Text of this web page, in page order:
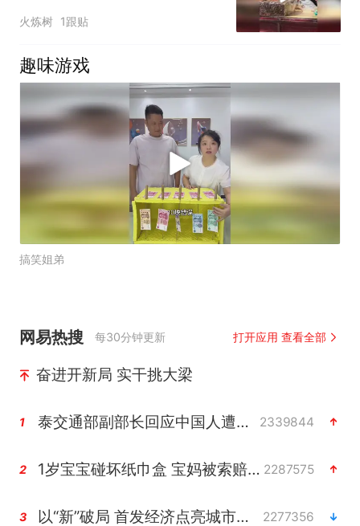
火炼树 1跟贴
趣味游戏
搞笑姐弟
网易热搜 每30分钟更新 打开应用 查看全部
奋进开新局 实干挑大梁
1 泰交通部副部长回应中国人遭歧视手势 2339844
2 1岁宝宝碰坏纸巾盒 宝妈被索赔924元 2287575
3 以“新”破局 首发经济点亮城市消费活力 2277356